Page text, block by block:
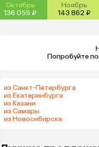
Октябрь
136 055 ₽
Ноябрь
143 862 ₽
Попробуйте
из Санкт-Петербурга
из Екатеринбурга
из Казани
из Самары
из Новосибирска